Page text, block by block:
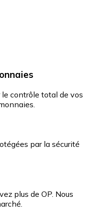
contrôle total de vos
par la sécurité
plus de OP. Nous